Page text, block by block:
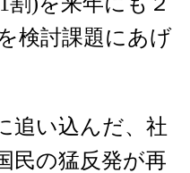
検討課題にあげ
追い込んだ、社
民の猛反発が再